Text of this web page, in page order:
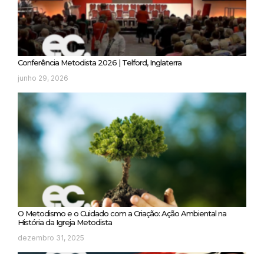
Conferência Metodista 2026 | Telford, Inglaterra
junho 29, 2026
O Metodismo e o Cuidado com a Criação: Ação Ambiental na
História da Igreja Metodista
dezembro 31, 2025